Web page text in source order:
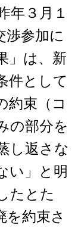
年３月１
渉参加に
」は、新
件として
約束（コ
の部分を
し返さな
い」と明
たとた
を約束さ